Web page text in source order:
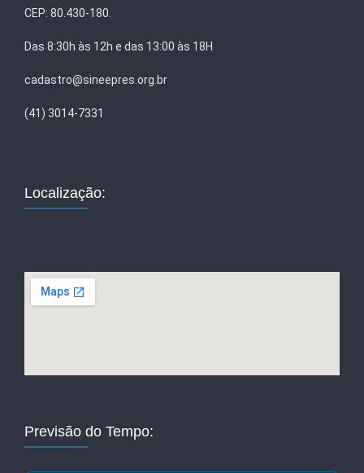
CEP: 80.430-180.
Das 8:30h às 12h e das 13:00 às 18H
cadastro@sineepres.org.br
(41) 3014-7331
Localização:
Previsão do Tempo: